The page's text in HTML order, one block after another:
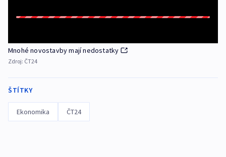
Mnohé novostavby mají nedostatky
Zdroj: ČT24
ŠTÍTKY
Ekonomika ČT24